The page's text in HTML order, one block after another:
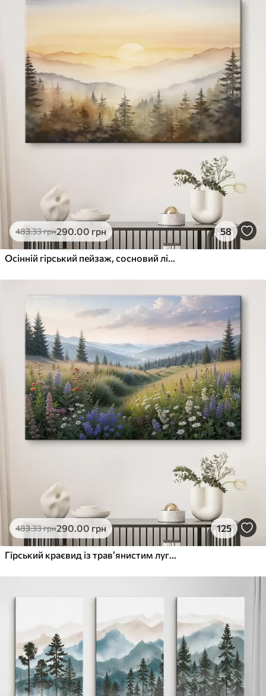
483.33грн290.00 грн 58
Осінній гірський пейзаж, сосновий ліс, захід сонця, акварель
483.33грн290.00 грн 125
Гірський краєвид із трав’янистим лугом на передньому плані, наповненим різнокольоровими польовими квітами